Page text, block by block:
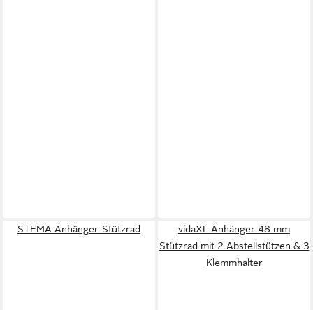
STEMA Anhänger-Stützrad
vidaXL Anhänger 48 mm
Stützrad mit 2 Abstellstützen & 3
Klemmhalter